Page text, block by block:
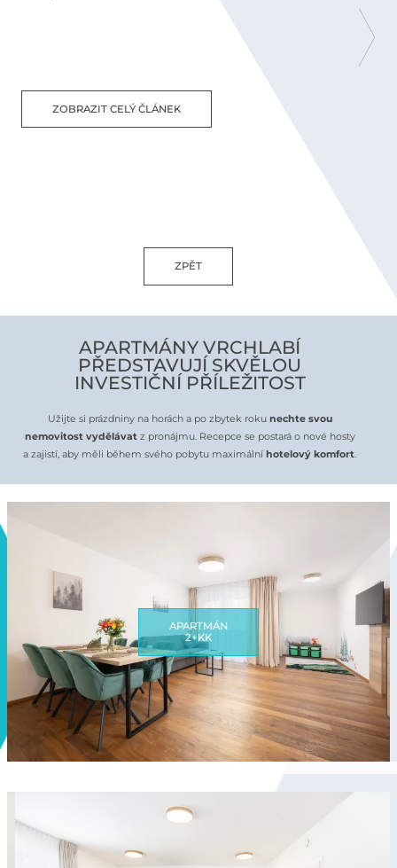
ZOBRAZIT CELÝ ČLÁNEK
ZPĚT
APARTMÁNY VRCHLABÍ
PŘEDSTAVUJÍ SKVĚLOU
INVESTIČNÍ PŘÍLEŽITOST
Užijte si prázdniny na horách a po zbytek roku nechte svou
nemovitost vydělávat z pronájmu. Recepce se postará o nové hosty
a zajistí, aby měli během svého pobytu maximálníhotelový komfort.
APARTMÁN
2+KK